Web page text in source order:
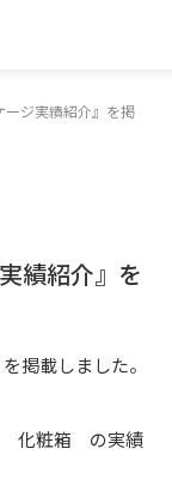
ージ実績紹介』を掲
績紹介』を
掲載しました。
化粧箱 の実績